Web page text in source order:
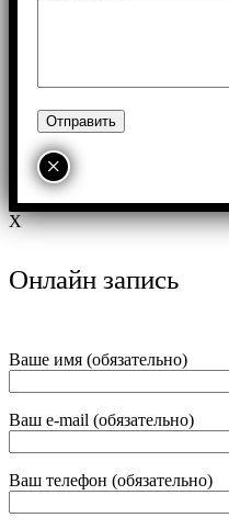
×
X
Онлайн запись
Ваше имя (обязательно)
Ваш e-mail (обязательно)
Ваш телефон (обязательно)